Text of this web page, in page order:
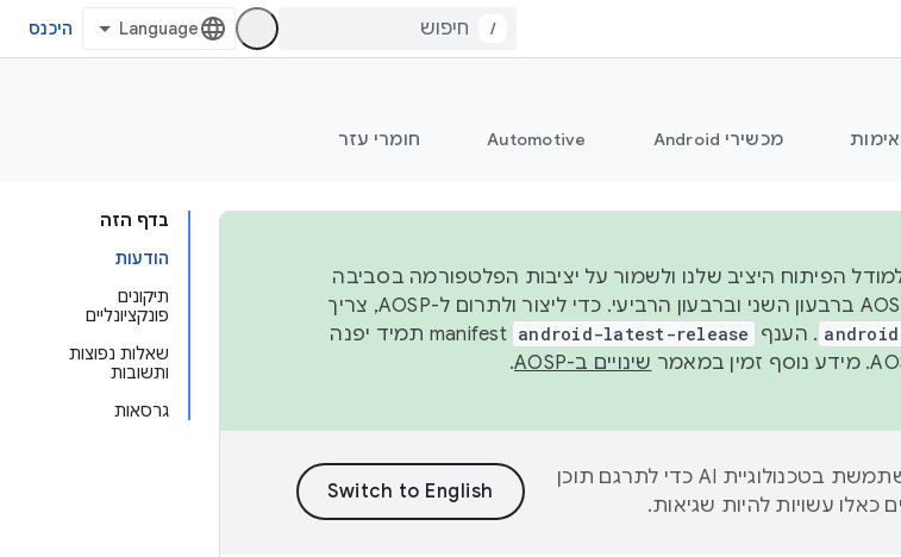
/ היכנס
מכשירי Android Automotive חומרי עזר
בדף הזה
הודעות
תיקונים
פונקציונליים
שאלות נפוצות
ותשובות
גרסאות
להתאים למודל הפיתוח היציב שלנו ולשמור על יציבות הפלטפורמה בסביבה
העסקית, נפרסם קוד מקור ב-AOSP ברבעון השני וברבעון הרביעי. כדי ליצור ולתרום ל-AOSP, צריך
. הענף android-latest-release
manifest תמיד יפנה
שינויים ב-AOSP .
‫Google משתמשת בטכנולוגיית AI כדי לתרגם תוכן
עשויות להיות שגיאות.